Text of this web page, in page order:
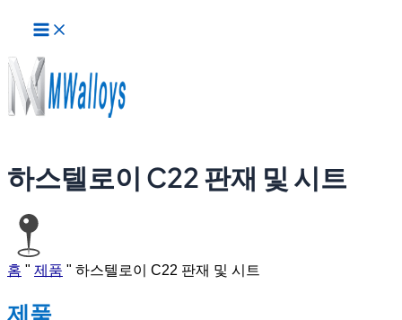
로
건
너
인
메
뉴
하스텔로이 C22 판재 및 시트
홈 " 제품 " 하스텔로이 C22 판재 및 시트
제품